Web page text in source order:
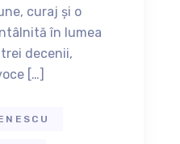
curaj și o
în lumea
decenii,
[…]